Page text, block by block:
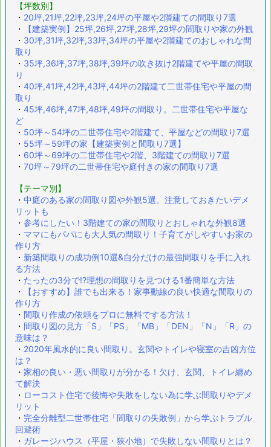
【坪数別】
・ 20坪,21坪,22坪,23坪,24坪の平屋や2階建ての間取り7選
・
【建築実例】25坪,26坪,27坪,28坪,29坪の間取りや家の外観
・ 30坪,31坪,32坪,33坪,34坪の平屋や2階建てのおしゃれな間
取り
・ 35坪,36坪,37坪,38坪,39坪の吹き抜け2階建てや平屋の間取
り
・ 40坪,41坪,42坪,43坪,44坪の2階建て二世帯住宅や平屋の間
取り
・ 45坪,46坪,47坪,48坪,49坪の間取り。二世帯住宅や平屋な
ど
・ 50坪～54坪の二世帯住宅や2階建て、平屋などの間取り7選
・ 55坪～59坪の家【建築実例と間取り7選】
・ 60坪～69坪の二世帯住宅や2階、3階建ての間取り7選
・ 70坪～79坪の二世帯住宅や庭付きの家の間取り7選
【テーマ別】
・ 中庭のある家の間取り図や外観5選。注意しておきたいデメ
リットも
・ 参考にしたい！3階建ての家の間取りとおしゃれな外観8選
・ ママにもパパにも大人気の間取り！子育てがしやすいお家の
作り方
・ 新築間取りの成功例10選&自分だけの最強間取りを手に入れ
る方法
・ たったの3分で!?理想の間取りを見つける1番簡単な方法
・
【おすすめ】誰でも出来る！家事動線の良い快適な間取りの
作り方
・ 間取り作成の依頼をプロに無料でする方法！
・ 間取り図の見方「S」「PS」「MB」「DEN」「N」「R」の
意味は？
・ 2020年風水的に良い間取り。玄関やトイレや寝室の吉凶方位
は？
・ 家相の良い・悪い間取りが分かる！欠け、玄関、トイレ纏め
て解決
・ ローコスト住宅で後悔や失敗をしない為に学ぶ間取りやデメ
リット
・ 完全分離型二世帯住宅「間取りの失敗例」から学ぶトラブル
回避術
・ ガレージハウス（平屋・狭小地）で失敗しない間取りとは？